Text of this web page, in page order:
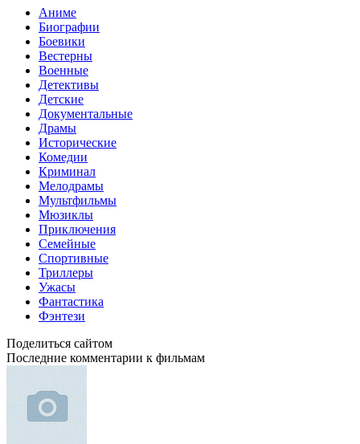
Аниме
Биографии
Боевики
Вестерны
Военные
Детективы
Детские
Документальные
Драмы
Исторические
Комедии
Криминал
Мелодрамы
Мультфильмы
Мюзиклы
Приключения
Семейные
Спортивные
Триллеры
Ужасы
Фантастика
Фэнтези
Поделиться сайтом
Последние комментарии к фильмам